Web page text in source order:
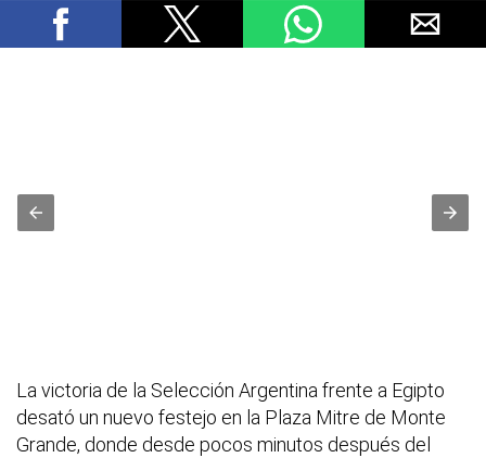
La victoria de la Selección Argentina frente a Egipto
desató un nuevo festejo en la Plaza Mitre de Monte
Grande, donde desde pocos minutos después del